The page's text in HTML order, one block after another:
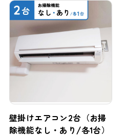
壁掛けエアコン2台（お掃
除機能なし・あり/各1台）